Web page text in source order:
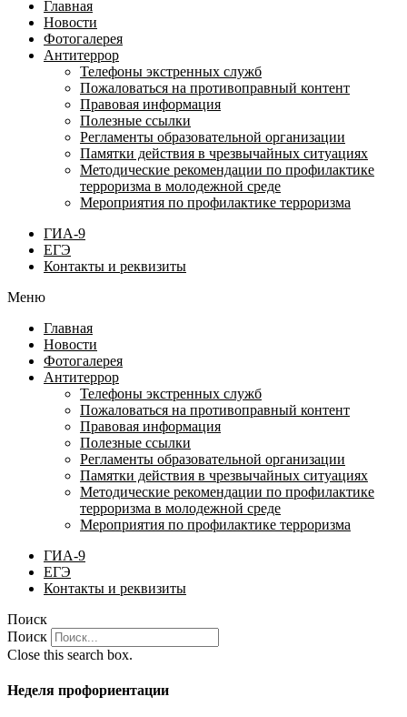
Главная
Новости
Фотогалерея
Антитеррор
Телефоны экстренных служб
Пожаловаться на противоправный контент
Правовая информация
Полезные ссылки
Регламенты образовательной организации
Памятки действия в чрезвычайных ситуациях
Методические рекомендации по профилактике
терроризма в молодежной среде
Мероприятия по профилактике терроризма
ГИА-9
ЕГЭ
Контакты и реквизиты
Меню
Главная
Новости
Фотогалерея
Антитеррор
Телефоны экстренных служб
Пожаловаться на противоправный контент
Правовая информация
Полезные ссылки
Регламенты образовательной организации
Памятки действия в чрезвычайных ситуациях
Методические рекомендации по профилактике
терроризма в молодежной среде
Мероприятия по профилактике терроризма
ГИА-9
ЕГЭ
Контакты и реквизиты
Поиск
Поиск
Close this search box.
Неделя профориентации